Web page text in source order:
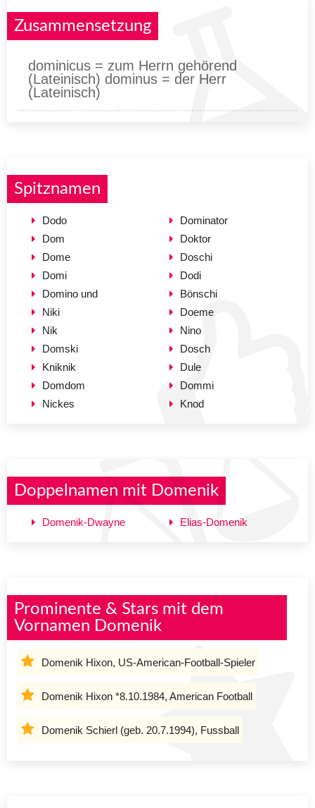
Zusammensetzung
dominicus = zum Herrn gehörend
(Lateinisch) dominus = der Herr
(Lateinisch)
Spitznamen
Dodo
Dom
Dome
Domi
Domino und
Niki
Nik
Domski
Kniknik
Domdom
Nickes
Dominator
Doktor
Doschi
Dodi
Bönschi
Doeme
Nino
Dosch
Dule
Dommi
Knod
Doppelnamen mit Domenik
Domenik-Dwayne Elias-Domenik
Prominente & Stars mit dem
Vornamen Domenik
Domenik Hixon, US-American-Football-Spieler
Domenik Hixon *8.10.1984, American Football
Domenik Schierl (geb. 20.7.1994), Fussball